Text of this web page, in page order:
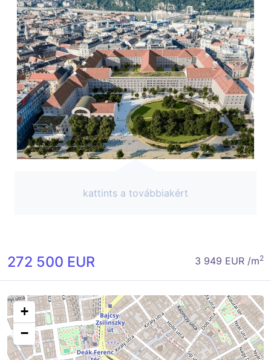
kattints a továbbiakért
272 500 EUR 3 949 EUR /m2
+
−